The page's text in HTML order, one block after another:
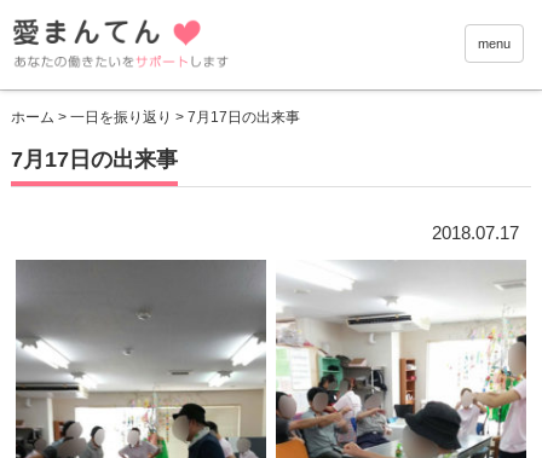
愛まん
menu
ホーム > 一日を振り返り > 7月17日の出来事
7月17日の出来事
2018.07.17